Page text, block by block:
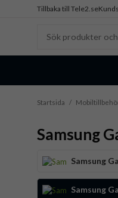
Tillbaka till Tele2.se
Startsida /
Samsung
Samsung
Samsung